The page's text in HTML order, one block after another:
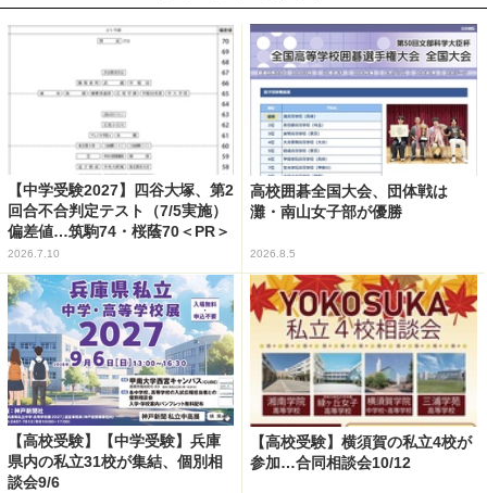
【中学受験2027】四谷大塚、第2
回合不合判定テスト（7/5実施）
偏差値…筑駒74・桜蔭70＜PR＞
2026.7.10
高校囲碁全国大会、団体戦は
灘・南山女子部が優勝
2026.8.5
【高校受験】【中学受験】兵庫
県内の私立31校が集結、個別相
談会9/6
【高校受験】横須賀の私立4校が
参加…合同相談会10/12